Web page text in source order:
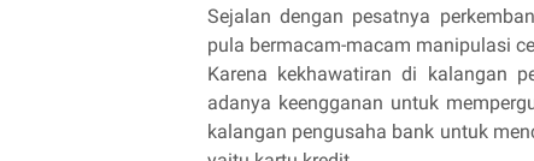
Sejalan dengan pesatnya
pula bermacam-macam manipulasi
Karena kekhawatiran di kalangan
adanya keengganan untuk
kalangan pengusaha bank untuk